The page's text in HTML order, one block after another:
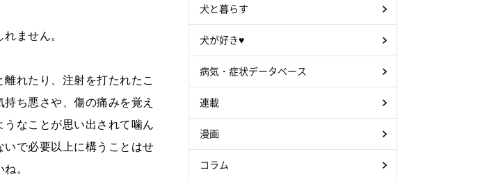
ません。
れたり、注射を打たれたこ
ち悪さや、傷の痛みを覚え
なことが思い出されて噛ん
で必要以上に構うことはせ
。
犬と暮らす
犬が好き♥
病気・症状データベース
連載
漫画
コラム